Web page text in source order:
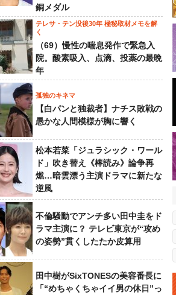
銅メダル
テレサ・テン没後30年 極秘取材メモを解
く
（69）慢性の喘息発作で緊急入
院。酸素吸入、点滴、投薬の最晩
年
孤独のキネマ
【白パンと独裁者】ナチス敗戦の
愚かな人間模様が胸に響く
松本若菜「ジュラシック・ワール
ド」吹き替え《棒読み》論争再
燃…暗雲漂う主演ドラマに新たな
逆風
不倫騒動でアンチ多い田中圭をド
ラマ主演に？ テレビ東京が“攻め
の姿勢”貫くしたたか皮算用
田中樹がSixTONESの美容番長に
「“めちゃくちゃイイ男の休日”っ